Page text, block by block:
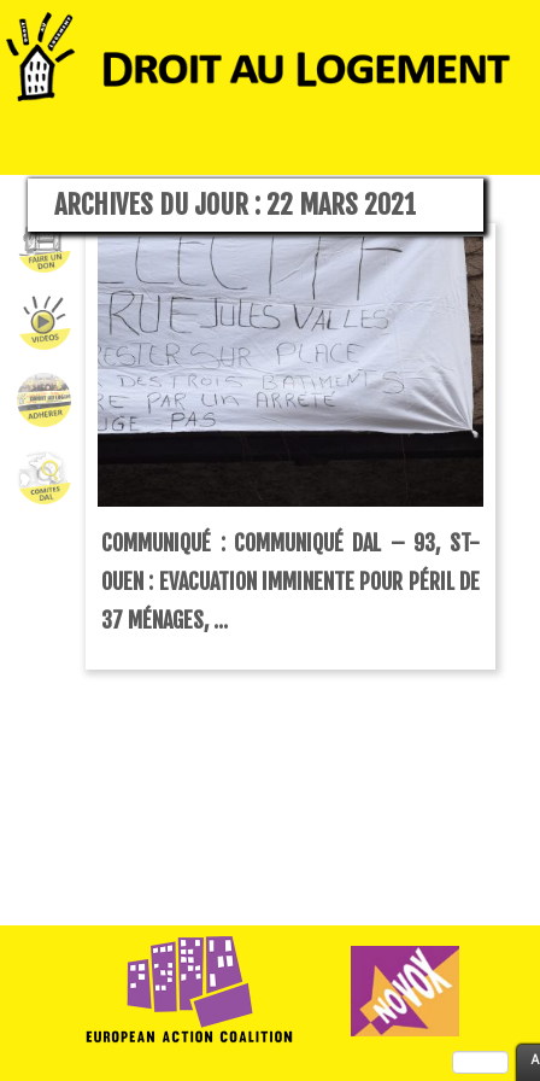
ARCHIVES DU JOUR : 22 MARS 2021
COMMUNIQUÉ : COMMUNIQUÉ DAL – 93, ST-
OUEN : EVACUATION IMMINENTE POUR PÉRIL DE
37 MÉNAGES, ...
Rechercher :